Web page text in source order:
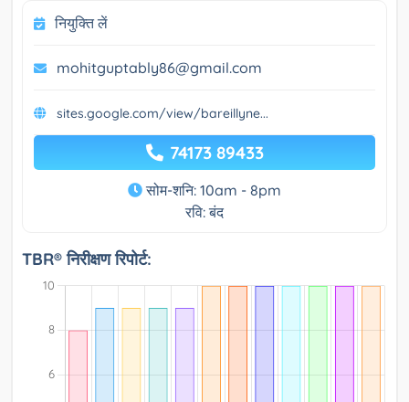
नियुक्ति लें
mohitguptably86@gmail.com
sites.google.com/view/bareillyne...
74173 89433
सोम-शनि: 10am - 8pm
रवि: बंद
TBR® निरीक्षण रिपोर्ट: